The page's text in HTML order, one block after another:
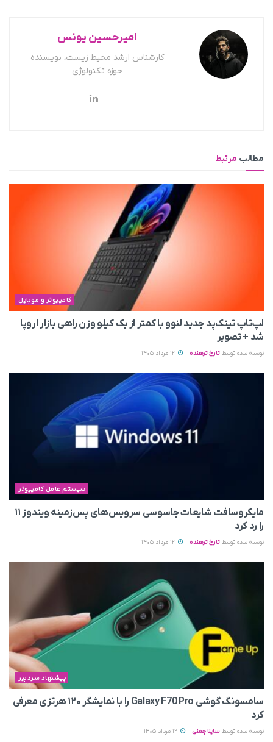
امیرحسین یونس
کارشناس ارشد محیط زیست، نویسنده
حوزه تکنولوژی
مطالب مرتبط
کامپیوتر و موبایل
لپ‌تاپ تینک‌پد جدید لنوو با کمتر از یک کیلو وزن راهی بازار اروپا
شد + تصویر
نوشته شده توسط تارخ ترهنده
سیستم عامل کامپیوتر
مایکروسافت شایعات جاسوسی سرویس‌های پس‌زمینه ویندوز ۱۱
را رد کرد
نوشته شده توسط تارخ ترهنده
پیشنهاد سردبیر
سامسونگ گوشی Galaxy F70 Pro را با نمایشگر ۱۲۰ هرتزی معرفی
کرد
نوشته شده توسط ساینا چمنی